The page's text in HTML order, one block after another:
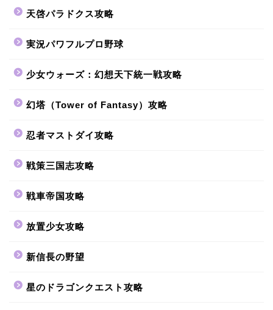
天啓パラドクス攻略
実況パワフルプロ野球
少女ウォーズ：幻想天下統一戦攻略
幻塔（Tower of Fantasy）攻略
忍者マストダイ攻略
戦策三国志攻略
戦車帝国攻略
放置少女攻略
新信長の野望
星のドラゴンクエスト攻略